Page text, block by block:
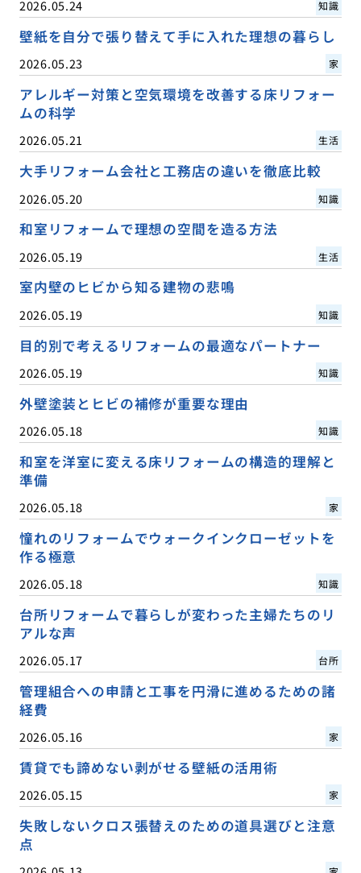
2026.05.24 知識
壁紙を自分で張り替えて手に入れた理想の暮らし
2026.05.23 家
アレルギー対策と空気環境を改善する床リフォー
ムの科学
2026.05.21 生活
大手リフォーム会社と工務店の違いを徹底比較
2026.05.20 知識
和室リフォームで理想の空間を造る方法
2026.05.19 生活
室内壁のヒビから知る建物の悲鳴
2026.05.19 知識
目的別で考えるリフォームの最適なパートナー
2026.05.19 知識
外壁塗装とヒビの補修が重要な理由
2026.05.18 知識
和室を洋室に変える床リフォームの構造的理解と
準備
2026.05.18 家
憧れのリフォームでウォークインクローゼットを
作る極意
2026.05.18 知識
台所リフォームで暮らしが変わった主婦たちのリ
アルな声
2026.05.17 台所
管理組合への申請と工事を円滑に進めるための諸
経費
2026.05.16 家
賃貸でも諦めない剥がせる壁紙の活用術
2026.05.15 家
失敗しないクロス張替えのための道具選びと注意
点